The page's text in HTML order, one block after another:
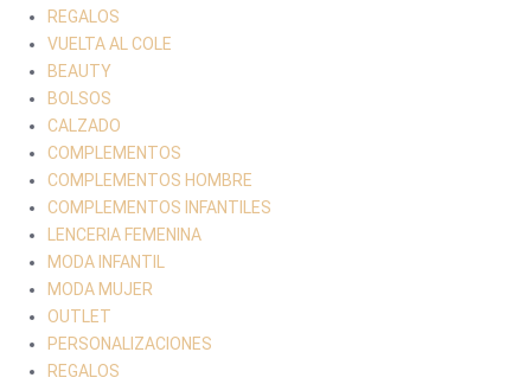
REGALOS
VUELTA AL COLE
BEAUTY
BOLSOS
CALZADO
COMPLEMENTOS
COMPLEMENTOS HOMBRE
COMPLEMENTOS INFANTILES
LENCERIA FEMENINA
MODA INFANTIL
MODA MUJER
OUTLET
PERSONALIZACIONES
REGALOS